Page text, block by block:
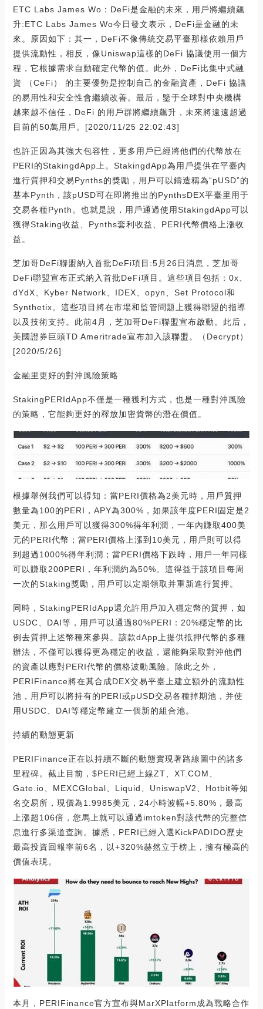
ETC Labs James Wo：DeFi是金融的未來，用戶將繼續飆
升:ETC Labs James Wo今日發文表示，DeFi是金融的未
來。原因如下：其一，DeFi不像傳統交易平臺那樣依賴用戶
提供流動性，相反，像Uniswap這樣的DeFi 協議使用一個方
程，它根據需求自動確定代幣的值。此外，DeFi比集中式融
資 （CeFi） 的主要優勢是控制自己的金融資產，DeFi 協議
的易用性和安全性會繼續改善。最后，鑒于全球對中央機構
越來越不信任，DeFi 的用戶群將繼續飆升，未來將遠遠超過
目前的50萬用戶。[2020/11/25 22:02:43]
也許正因為其強大包容性，更多用戶已經將他們的代幣放在
PERI的StakingdApp上。StakingdApp為用戶提供在平臺內
進行質押和交易Pynths的獎勵，用戶可以鑄造稱為“pUSD”的
基本Pynth，該pUSD可在即將推出的PynthsDEX平臺里用于
交易各種Pynth。也就是說，用戶通過使用StakingdApp可以
獲得Staking收益、Pynths套利收益、PERI代幣價格上漲收
益。
芝加哥DeFi聯盟納入首批DeFi項目:5月26日消息，芝加哥
DeFi聯盟宣布正式納入首批DeFi項目。這些項目包括：0x、
dYdX、Kyber Network、IDEX、opyn、Set Protocol和
Synthetix。這些項目將在市場和監管問題上獲得聯盟的指導
以及技術支持。此前4月，芝加哥DeFi聯盟宣布啟動。此后，
美國證券巨頭TD Ameritrade宣布加入該聯盟。（Decrypt）
[2020/5/26]
金融里更好的對沖風險策略
StakingPERIdApp不僅是一種獲利方式，也是一種對沖風險
的策略，它能夠更好的釋放加密貨幣的潛在價值。
根據舉例我們可以得知：當PERI價格為2美元時，用戶質押
數量為100的PERI，APY為300%，如果該年度PERI固定是2
美元，那么用戶可以獲得300%得年利潤，一年內賺取400美
元的PERI代幣；當PERI價格上漲到10美元，用戶則可以得
到超過1000%得年利潤；當PERI價格下跌時，用戶一年同樣
可以賺取200PERI，年利潤約為50%。這得益于該項目每周
一次的Staking獎勵，用戶可以定期領取并重新進行質押。
同時，StakingPERIdApp還允許用戶加入穩定幣的質押，如
USDC、DAI等，用戶可以通過80%PERI：20%穩定幣的比
例去質押上述幣種來參與。該款dApp上提供抵押代幣的多種
辦法，不僅可以獲得更為穩定的收益，還能夠采取對沖他們
的資產以應對PERI代幣的價格波動風險。除此之外，
PERIFinance將在其合成DEX交易平臺上建立額外的流動性
池，用戶可以將持有的PERI或pUSD交易各種掉期池，并使
用USDC、DAI等穩定幣建立一個新的組合池。
持續的動態更新
PERIFinance正在以持續不斷的動態實現著路線圖中的諸多
里程碑。截止目前，$PERI已經上線ZT、XT.COM、
Gate.io、MEXCGlobal、Liquid、UniswapV2、Hotbit等知
名交易所，現價為1.9985美元，24小時波幅+5.80%，最高
上漲超106倍，您馬上就可以通過imtoken對該代幣的完整信
息進行多渠道查詢。據悉，PERI已經入選KickPADIDO歷史
最高投資回報率前6名，以+320%赫然立于榜上，擁有極高的
價值表現。
本月，PERIFinance官方宣布與MarXPlatform成為戰略合作